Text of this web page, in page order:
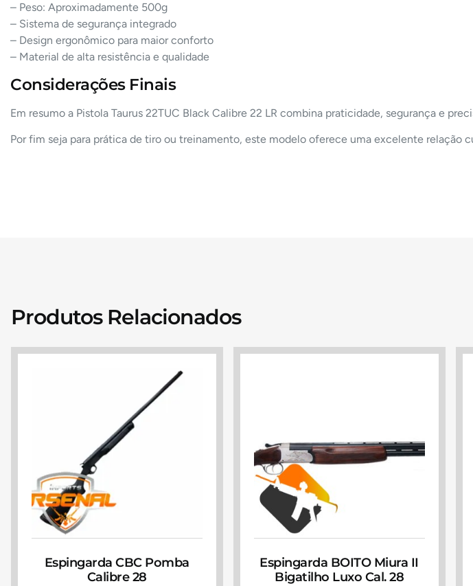
– Peso: Aproximadamente 500g
– Sistema de segurança integrado
– Design ergonômico para maior conforto
– Material de alta resistência e qualidade
Considerações Finais
Em resumo a Pistola Taurus 22TUC Black Calibre 22 LR combina praticidade, segurança e
Por fim seja para prática de tiro ou treinamento, este modelo oferece uma excelente relação
Produtos Relacionados
Espingarda CBC Pomba
Calibre 28
Espingarda BOITO Miura II
Bigatilho Luxo Cal. 28